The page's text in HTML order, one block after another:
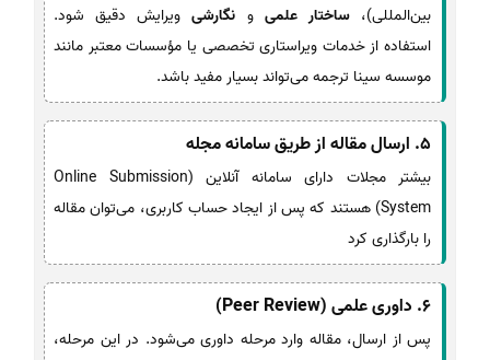
بین‌المللی)،ساختار علمی و نگارشیویرایش دقیق شود.
استفاده از خدمات ویراستاری تخصصی یا مؤسسات معتبر مانند
موسسه سینا ترجمه می‌تواند بسیار مفید باشد.
5. ارسال مقاله از طریق سامانه مجله
بیشتر مجلات دارای سامانه آنلاین (Online Submission
System) هستند که پس از ایجاد حساب کاربری، می‌توان مقاله
را بارگذاری کرد
6. داوری علمی (Peer Review)
پس از ارسال، مقاله وارد مرحله داوری می‌شود. در این مرحله،